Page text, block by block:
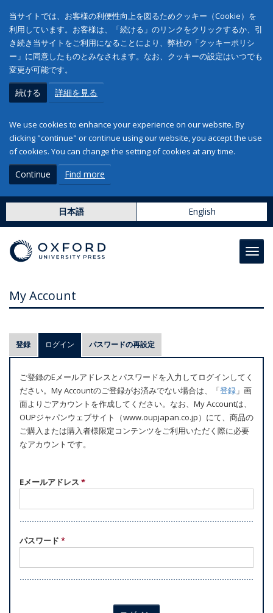
当サイトでは、お客様の利便性向上を図るためクッキー（Cookie）を
利用しています。お客様は、「続ける」のリンクをクリックするか、引
き続き当サイトをご利用になることにより、弊社の「クッキーポリシ
ー」に同意したものとみなされます。なお、クッキーの設定はいつでも
変更が可能です。
続ける 詳細を見る
We use cookies to enhance your experience on our website. By
clicking "continue" or continue using our website, you accept the use
of cookies. You can change the setting of cookies at any time.
Continue Find more
日本語 English
My Account
プ
ラ
マ
リ
ー
タ
ブ
登録 ログイン (アクティブなタブ)
パスワードの再設定
ご登録のEメールアドレスとパスワードを入力してログインしてく
ださい。My Accountのご登録がお済みでない場合は、「登録 」画
面よりごアカウントを作成してください。なお、My Accountは、
OUPジャパンウェブサイト（www.oupjapan.co.jp）にて、商品の
ご購入または購入者様限定コンテンツをご利用いただく際に必要
なアカウントです。
Eメールアドレス *
パスワード *